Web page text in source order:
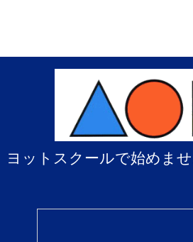
ットスクールで始めま